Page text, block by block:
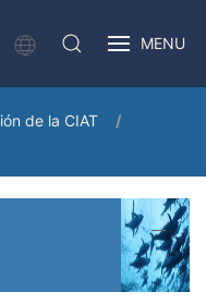
MENU
de la CIAT